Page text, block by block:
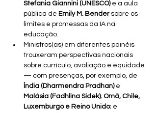
Stefania Giannini (UNESCO) e a aula
pública de Emily M. Bender sobre os
limites e promessas da IA na
educação.
Ministros(as) em diferentes painéis
trouxeram perspectivas nacionais
sobre currículo, avaliação e equidade
— com presenças, por exemplo, de
Índia (Dharmendra Pradhan) e
Malásia (Fadhlina Sidek); Omã, Chile,
Luxemburgo e Reino Unido; e